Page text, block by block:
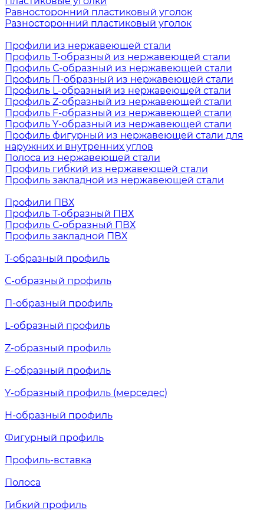
Равносторонний пластиковый уголок
Разносторонний пластиковый уголок
Профили из нержавеющей стали
Профиль Т-образный из нержавеющей стали
Профиль С-образный из нержавеющей стали
Профиль П-образный из нержавеющей стали
Профиль L-образный из нержавеющей стали
Профиль Z-образный из нержавеющей стали
Профиль F-образный из нержавеющей стали
Профиль Y-образный из нержавеющей стали
Профиль фигурный из нержавеющей стали для
наружних и внутренних углов
Полоса из нержавеющей стали
Профиль гибкий из нержавеющей стали
Профиль закладной из нержавеющей стали
Профили ПВХ
Профиль Т-образный ПВХ
Профиль С-образный ПВХ
Профиль закладной ПВХ
Т-образный профиль
С-образный профиль
П-образный профиль
L-образный профиль
Z-образный профиль
F-образный профиль
Y-образный профиль (мерседес)
H-образный профиль
Фигурный профиль
Профиль-вставка
Полоса
Гибкий профиль